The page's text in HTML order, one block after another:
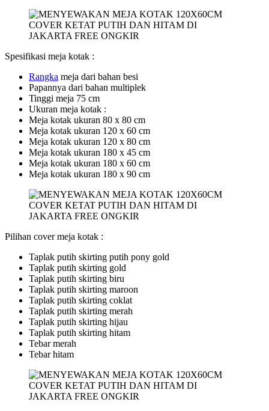
Spesifikasi meja kotak :
Rangka meja dari bahan besi
Papannya dari bahan multiplek
Tinggi meja 75 cm
Ukuran meja kotak :
Meja kotak ukuran 80 x 80 cm
Meja kotak ukuran 120 x 60 cm
Meja kotak ukuran 120 x 80 cm
Meja kotak ukuran 180 x 45 cm
Meja kotak ukuran 180 x 60 cm
Meja kotak ukuran 180 x 90 cm
Pilihan cover meja kotak :
Taplak putih skirting putih pony gold
Taplak putih skirting gold
Taplak putih skirting biru
Taplak putih skirting maroon
Taplak putih skirting coklat
Taplak putih skirting merah
Taplak putih skirting hijau
Taplak putih skirting hitam
Tebar merah
Tebar hitam